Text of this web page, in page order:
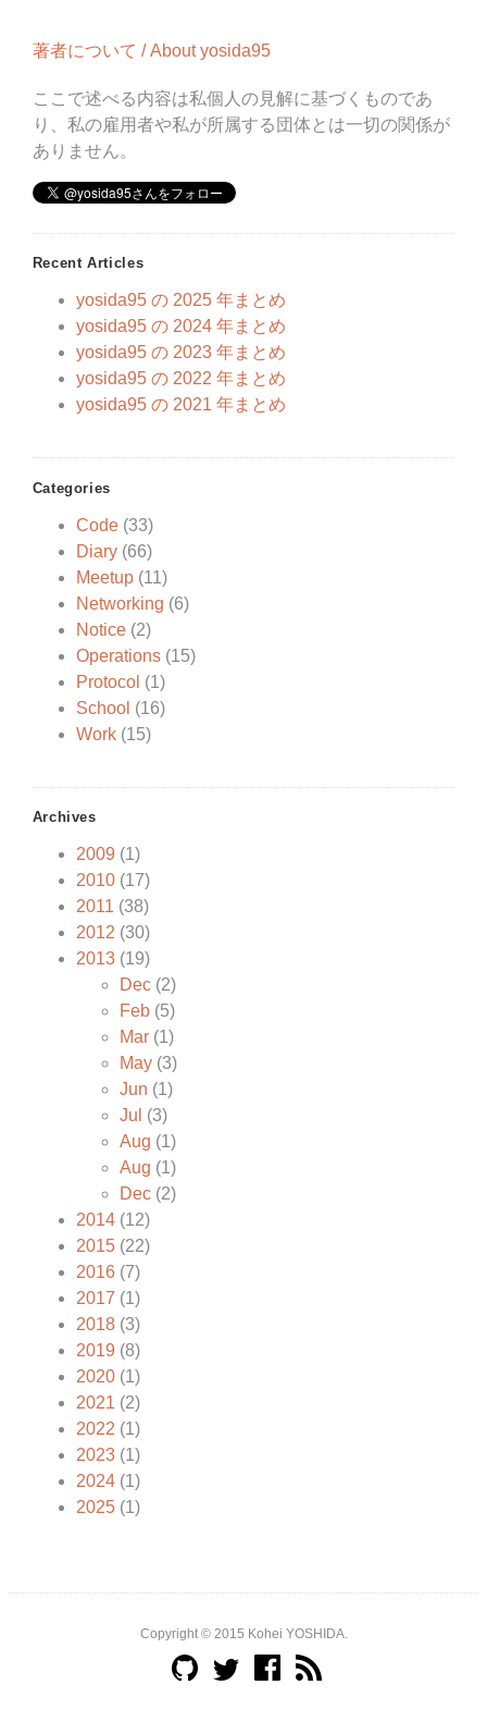
著者について / About yosida95
ここで述べる内容は私個人の見解に基づくものであ
り、私の雇用者や私が所属する団体とは一切の関係が
ありません。
Recent Articles
yosida95 の 2025 年まとめ
yosida95 の 2024 年まとめ
yosida95 の 2023 年まとめ
yosida95 の 2022 年まとめ
yosida95 の 2021 年まとめ
Categories
Code(33)
Diary(66)
Meetup(11)
Networking (6)
Notice(2)
Operations(15)
Protocol (1)
School (16)
Work(15)
Archives
2009 (1)
2010(17)
2011 (38)
2012 (30)
2013(19)
Dec(2)
Feb(5)
Mar(1)
May(3)
Jun (1)
Jul (3)
Aug (1)
Aug (1)
Dec(2)
2014(12)
2015(22)
2016(7)
2017 (1)
2018(3)
2019 (8)
2020(1)
2021 (2)
2022 (1)
2023(1)
2024(1)
2025(1)
Copyright © 2015 Kohei YOSHIDA.